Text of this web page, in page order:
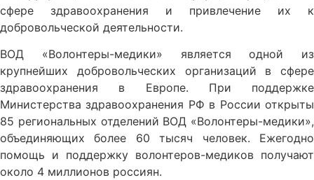
сфере здравоохранения и привлечение их к
добровольческой деятельности.
ВОД «Волонтеры-медики» является одной из
крупнейших добровольческих организаций в сфере
здравоохранения в Европе. При поддержке
Министерства здравоохранения РФ в России открыты
85 региональных отделений ВОД «Волонтеры-медики»,
объединяющих более 60 тысяч человек. Ежегодно
помощь и поддержку волонтеров-медиков получают
около 4 миллионов россиян.